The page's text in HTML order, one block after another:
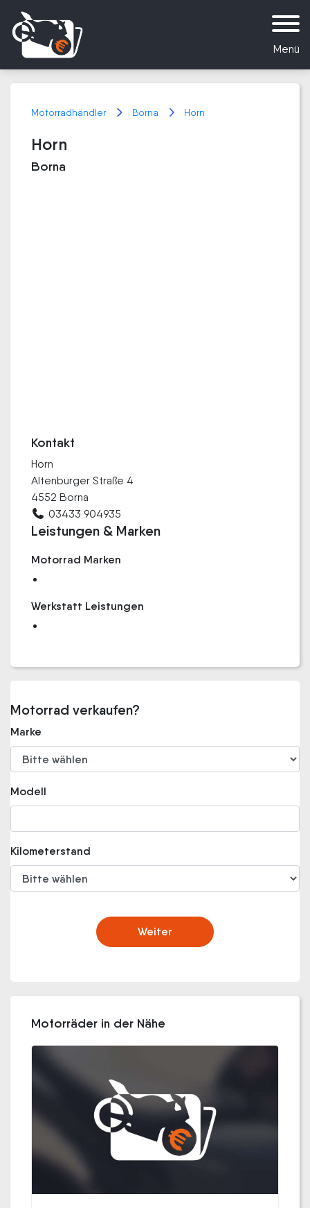
Menü
Motorradhändler Borna Horn
Horn
Borna
Kontakt
Horn
Altenburger Straße 4
4552 Borna
03433 904935
Leistungen & Marken
Motorrad Marken
Werkstatt Leistungen
Motorrad verkaufen?
Marke
Modell
Kilometerstand
Weiter
Motorräder in der Nähe